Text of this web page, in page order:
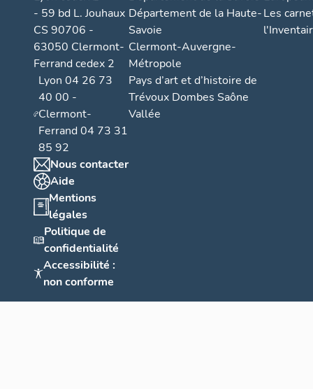
- 59 bd L. Jouhaux
CS 90706 -
63050 Clermont-
Ferrand cedex 2
Lyon 04 26 73
40 00 -
Clermont-
Ferrand 04 73 31
85 92
Nous contacter
Aide
Mentions
légales
Politique de
confidentialité
Accessibilité :
non conforme
Département de la Haute-
Savoie
Clermont-Auvergne-
Métropole
Pays d’art et d’histoire de
Trévoux Dombes Saône
Vallée
Les